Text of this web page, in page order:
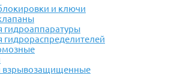
и ключи
гидроаппаратуры
взрывозащищенные